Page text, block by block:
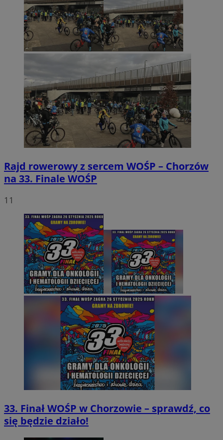
Rajd rowerowy z sercem WOŚP – Chorzów
na 33. Finale WOŚP
11
33. Finał WOŚP w Chorzowie – sprawdź, co
się będzie działo!